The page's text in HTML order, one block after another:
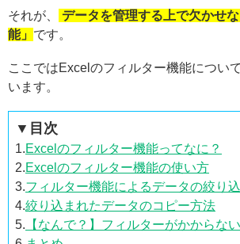
それが、
データを管理する上で欠かせ
能」 です。
ここではExcelのフィルター機能につい
います。
▼目次
1.Excelのフィルター機能ってなに？
2.Excelのフィルター機能の使い方
3.フィルター機能によるデータの絞り
4.絞り込まれたデータのコピー方法
5. 【なんで？】フィルターがかからない